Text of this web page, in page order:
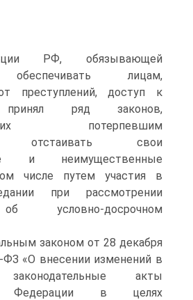
РФ, обязывающей
обеспечивать лицам,
преступлений, доступ к
принял ряд законов,
потерпевшим
отстаивать свои
и неимущественные
числе путем участия в
при рассмотрении
условно-досрочном
законом от 28 декабря
«О внесении изменений в
акты
Федерации в целях